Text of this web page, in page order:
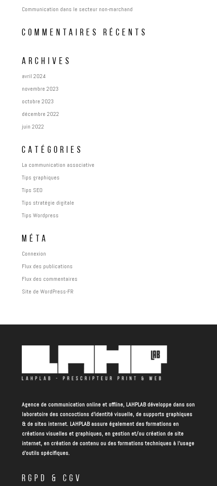
Communication dans le secteur non-marchand
COMMENTAIRES RÉCENTS
ARCHIVES
avril 2024
novembre 2023
octobre 2023
décembre 2022
juin 2022
CATÉGORIES
La communication associative
Tips graphiques
Tips SEO
Tips stratégie digitale
Tips Wordpress
MÉTA
Connexion
Flux des publications
Flux des commentaires
Site de WordPress-FR
Agence de communication online et offline, LAHPLAB développe dans son
laboratoire des concoctions d’identité visuelle, de supports graphiques
& de sites internet. LAHPLAB assure également des formations en
créations visuelles et graphiques, en gestion et/ou création de site
internet, en création de contenu ou des formations techniques à l’usage
d’outils spécifiques.
RGPD & CGV